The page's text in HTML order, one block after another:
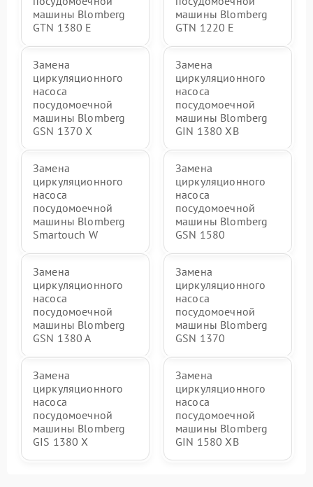
машины Blomberg
GTN 1380 E
машины Blomberg
GTN 1220 E
Замена
циркуляционного
насоса
посудомоечной
машины Blomberg
GSN 1370 X
Замена
циркуляционного
насоса
посудомоечной
машины Blomberg
GIN 1380 XB
Замена
циркуляционного
насоса
посудомоечной
машины Blomberg
Smartouch W
Замена
циркуляционного
насоса
посудомоечной
машины Blomberg
GSN 1580
Замена
циркуляционного
насоса
посудомоечной
машины Blomberg
GSN 1380 A
Замена
циркуляционного
насоса
посудомоечной
машины Blomberg
GSN 1370
Замена
циркуляционного
насоса
посудомоечной
машины Blomberg
GIS 1380 X
Замена
циркуляционного
насоса
посудомоечной
машины Blomberg
GIN 1580 XB